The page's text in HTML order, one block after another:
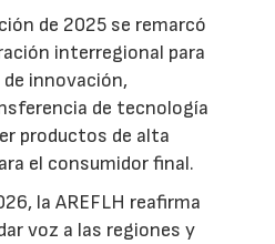
de 2025 se remarcó
interregional para
innovación,
de tecnología
productos de alta
el consumidor final.
la AREFLH reafirma
voz a las regiones y